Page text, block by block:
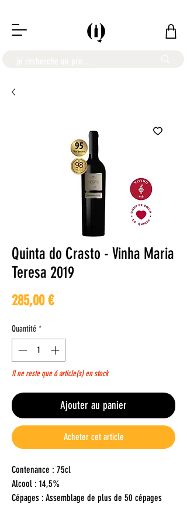
Quinta do Crasto - Vinha Maria
Teresa 2019
285,00 €Prix
Quantité *
Il ne reste que 6 article(s) en stock
Ajouter au panier
Acheter cet article
Contenance : 75cl
Alcool : 14,5%
Cépages : Assemblage de plus de 50 cépages